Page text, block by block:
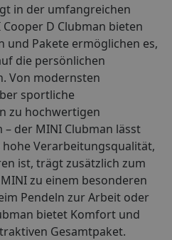
in der umfangreichen
D Clubman bieten
und Pakete ermöglichen es,
die persönlichen
Von modernsten
sportliche
zu hochwertigen
der MINI Clubman lässt
Verarbeitungsqualität,
ist, trägt zusätzlich zum
zu einem besonderen
Pendeln zur Arbeit oder
bietet Komfort und
Gesamtpaket.